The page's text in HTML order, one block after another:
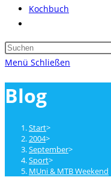
Kochbuch
umschalten
Menü Schließen
Blog
Start>
2004>
September>
Sport>
MUni & MTB Weekend